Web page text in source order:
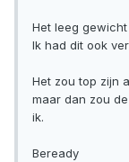
Het leeg
Ik had dit ook
Het zou top zijn
maar dan zou
ik.
Beready